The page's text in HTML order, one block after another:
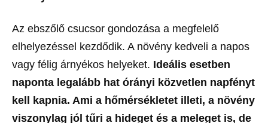
Az ebszőlő csucsor gondozása a megfelelő
elhelyezéssel kezdődik. A növény kedveli a napos
vagy félig árnyékos helyeket. Ideális esetben
naponta legalább hat órányi közvetlen napfényt
kell kapnia. Ami a hőmérsékletet illeti, a növény
viszonylag jól tűri a hideget és a meleget is, de